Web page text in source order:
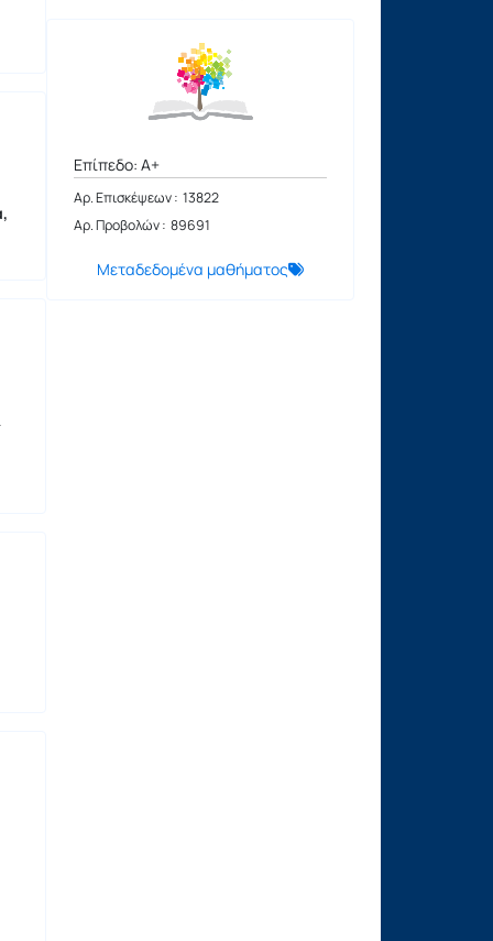
Επίπεδο: A+
Αρ. Επισκέψεων : 13822
Αρ. Προβολών : 89691
Μεταδεδομένα μαθήματος